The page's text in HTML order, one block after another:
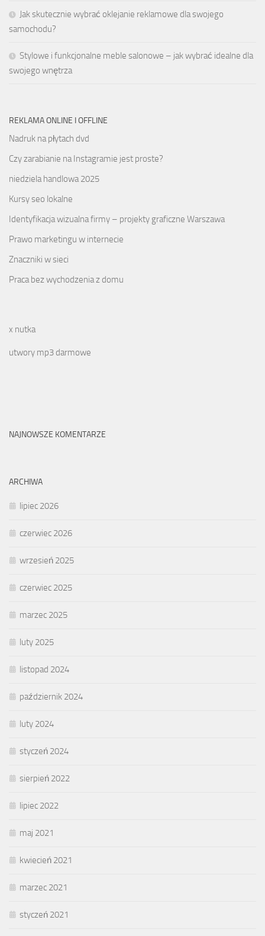
Jak skutecznie wybrać oklejanie reklamowe dla swojego
samochodu?
Stylowe i funkcjonalne meble salonowe – jak wybrać idealne dla
swojego wnętrza
REKLAMA ONLINE I OFFLINE
Nadruk na płytach dvd
Czy zarabianie na Instagramie jest proste?
niedziela handlowa 2025
Kursy seo lokalne
Identyfikacja wizualna firmy – projekty graficzne Warszawa
Prawo marketingu w internecie
Znaczniki w sieci
Praca bez wychodzenia z domu
x nutka
utwory mp3 darmowe
NAJNOWSZE KOMENTARZE
ARCHIWA
lipiec 2026
czerwiec 2026
wrzesień 2025
czerwiec 2025
marzec 2025
luty 2025
listopad 2024
październik 2024
luty 2024
styczeń 2024
sierpień 2022
lipiec 2022
maj 2021
kwiecień 2021
marzec 2021
styczeń 2021